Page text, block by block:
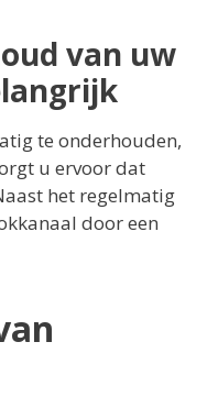
van uw
te onderhouden,
u ervoor dat
het regelmatig
door een